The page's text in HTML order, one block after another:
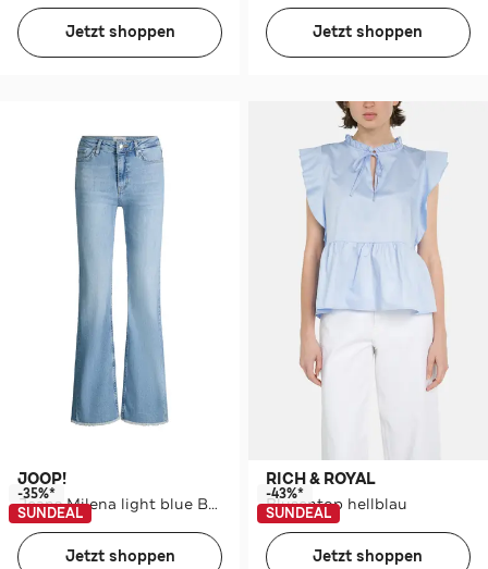
Jetzt shoppen Jetzt shoppen
JOOP!
Jeans Milena light blue Bootcut
-35%*
SUNDEAL
Jetzt shoppen
RICH & ROYAL
Blusentop hellblau
-43%*
SUNDEAL
Jetzt shoppen